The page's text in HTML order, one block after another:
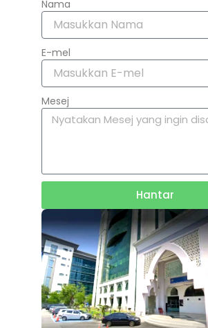
Nama
E-mel
Mesej
Hantar